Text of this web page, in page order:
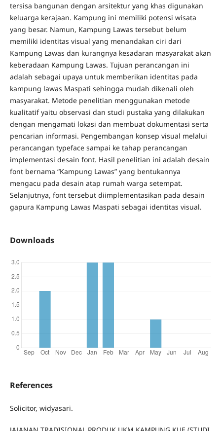
tersisa bangunan dengan arsitektur yang khas digunakan
keluarga kerajaan. Kampung ini memiliki potensi wisata
yang besar. Namun, Kampung Lawas tersebut belum
memiliki identitas visual yang menandakan ciri dari
Kampung Lawas dan kurangnya kesadaran masyarakat akan
keberadaan Kampung Lawas. Tujuan perancangan ini
adalah sebagai upaya untuk memberikan identitas pada
kampung lawas Maspati sehingga mudah dikenali oleh
masyarakat. Metode penelitian menggunakan metode
kualitatif yaitu observasi dan studi pustaka yang dilakukan
dengan mengamati lokasi dan membuat dokumentasi serta
pencarian informasi. Pengembangan konsep visual melalui
perancangan typeface sampai ke tahap perancangan
implementasi desain font. Hasil penelitian ini adalah desain
font bernama “Kampung Lawas” yang bentukannya
mengacu pada desain atap rumah warga setempat.
Selanjutnya, font tersebut diimplementasikan pada desain
gapura Kampung Lawas Maspati sebagai identitas visual.
Downloads
References
Solicitor, widyasari.